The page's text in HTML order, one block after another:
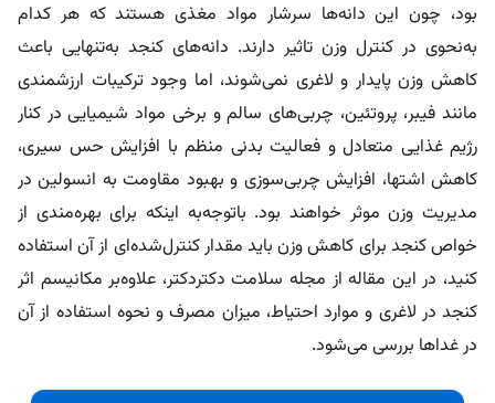
بود، چون این دانه‌ها سرشار مواد مغذی هستند که هر کدام
به‌نحوی در کنترل وزن تاثیر دارند. دانه‌های کنجد به‌تنهایی باعث
کاهش وزن پایدار و لاغری نمی‌شوند، اما وجود ترکیبات ارزشمندی
مانند فیبر، پروتئین، چربی‌های سالم و برخی مواد شیمیایی در کنار
رژیم غذایی متعادل و فعالیت بدنی منظم با افزایش حس سیری،
کاهش اشتها، افزایش چربی‌سوزی و بهبود مقاومت به انسولین در
مدیریت وزن موثر خواهند بود. باتوجه‌به اینکه برای بهره‌مندی از
خواص کنجد برای کاهش وزن باید مقدار کنترل‌شده‌ای از آن استفاده
کنید، در این مقاله از مجله سلامت دکتردکتر، علاوه‌بر مکانیسم اثر
کنجد در لاغری و موارد احتیاط، میزان مصرف و نحوه استفاده از آن
در غداها بررسی می‌شود.